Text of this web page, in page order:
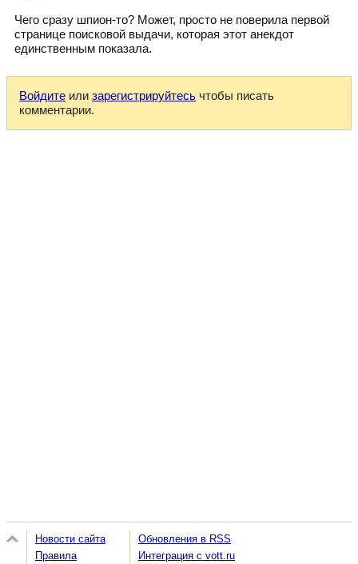
Чего сразу шпион-то? Может, просто не поверила первой
странице поисковой выдачи, которая этот анекдот
единственным показала.
Войдите или зарегистрируйтесь чтобы писать
комментарии.
Новости сайта
Правила
Обновления в RSS
Интеграция с vott.ru